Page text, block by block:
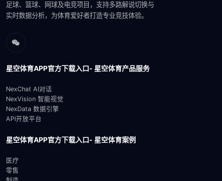
足球、篮球、网球及电竞项目，支持多路解说切换与
实时数据分析，为体育爱好者打造专业竞技体验。
星空体育APP官方下载入口- 星空体育产品服务
NexChat AI对话
NexVision 智能视觉
NexData 数据引擎
API开放平台
星空体育APP官方下载入口- 星空体育案例
医疗
零售